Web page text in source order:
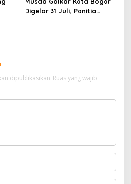
Digelar 31 Juli, Panitia
dipublikasikan. Ruas yang wajib